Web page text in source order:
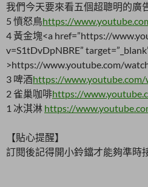
我們今天要來看五個超聰明的廣
5 憤怒鳥https://
4 黃金塊<a href=”https://
v=S1tDvDpNBRE”
>https://www.youtube.com/
3 啤酒https://
2 雀巢咖啡https://
1 冰淇淋 https://
【貼心提醒】
訂閱後記得開小鈴鐺才能夠準時